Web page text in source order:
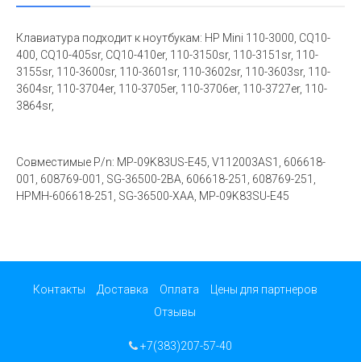
Клавиатура подходит к ноутбукам: HP Mini 110-3000, CQ10-
400, CQ10-405sr, CQ10-410er, 110-3150sr, 110-3151sr, 110-
3155sr, 110-3600sr, 110-3601sr, 110-3602sr, 110-3603sr, 110-
3604sr, 110-3704er, 110-3705er, 110-3706er, 110-3727er, 110-
3864sr,
Совместимые P/n: MP-09K83US-E45, V112003AS1, 606618-
001, 608769-001, SG-36500-2BA, 606618-251, 608769-251,
HPMH-606618-251, SG-36500-XAA, MP-09K83SU-E45
Контакты Доставка Оплата
Цены для партнеров
Отзывы
+7(383)207-57-40